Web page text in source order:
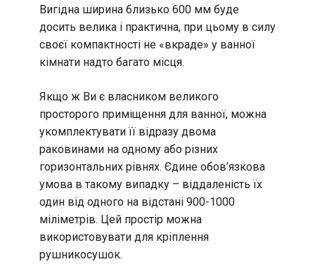
Вигідна ширина близько 600 мм буде
досить велика і практична, при цьому в силу
своєї компактності не «вкраде» у ванної
кімнати надто багато місця.
Якщо ж Ви є власником великого
просторого приміщення для ванної, можна
укомплектувати її відразу двома
раковинами на одному або різних
горизонтальних рівнях. Єдине обов’язкова
умова в такому випадку – віддаленість їх
один від одного на відстані 900-1000
міліметрів. Цей простір можна
використовувати для кріплення
рушникосушок.